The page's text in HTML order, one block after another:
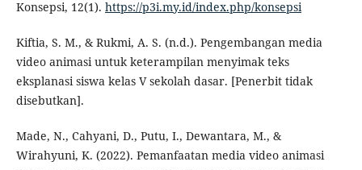
Konsepsi, 12(1). https://p3i.my.id/index.php/konsepsi
Kiftia, S. M., & Rukmi, A. S. (n.d.). Pengembangan media
video animasi untuk keterampilan menyimak teks
eksplanasi siswa kelas V sekolah dasar. [Penerbit tidak
disebutkan].
Made, N., Cahyani, D., Putu, I., Dewantara, M., &
Wirahyuni, K. (2022). Pemanfaatan media video animasi